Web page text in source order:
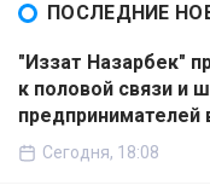
ПОСЛЕДНИЕ
"Иззат Назарбек"
к половой связи и
предпринимателей
Сегодня, 18:08